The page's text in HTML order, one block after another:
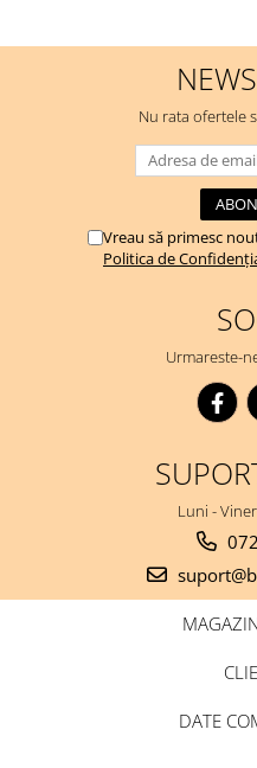
rezistă bine toată ziua și nu
oxidează. Se simte ca o cremă
hidratantă pe piele. Un f...
Nu rata ofertele
Vreau să primesc
Politica de
Urmareste-
Luni -
DATE